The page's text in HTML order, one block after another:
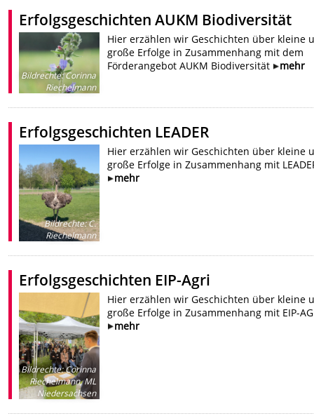
Erfolgsgeschichten AUKM Biodiversität
Bildrechte:Corinna
Riechelmann
Hier erzählen wir Geschichten über kleine
große Erfolge in Zusammenhang mit dem
Förderangebot AUKM Biodiversität
mehr
Erfolgsgeschichten LEADER
Bildrechte:C.
Riechelmann
Hier erzählen wir Geschichten über kleine
große Erfolge in Zusammenhang mit
mehr
Erfolgsgeschichten EIP-Agri
Bildrechte:Corinna
Riechelmann, ML
Niedersachsen
Hier erzählen wir Geschichten über kleine
große Erfolge in Zusammenhang mit EIP-
mehr